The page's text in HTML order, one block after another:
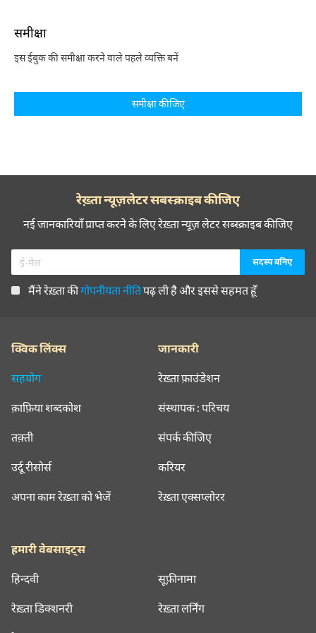
समीक्षा
इस ईबुक की समीक्षा करने वाले पहले व्यक्ति बनें
समीक्षा कीजिए
रेख़्ता न्यूज़लेटर सबस्क्राइब कीजिए
नई जानकारियाँ प्राप्त करने के लिए रेख़्ता न्यूज़ लेटर सब्स्क्राइब कीजिए
मैंने रेख़्ता कीगोपनीयता नीतिपढ़ ली है और इससे सहमत हूँ
क्विक लिंक्स
सहयोग
क़ाफ़िया शब्दकोश
तक़्ती
उर्दू रीसोर्स
अपना काम रेख़्ता को भेजें
जानकारी
रेख़्ता फ़ाउंडेशन
संस्थापक : परिचय
संपर्क कीजिए
करियर
रेख़्ता एक्सप्लोरर
हमारी वेबसाइट्स
हिन्दवी सूफ़ीनामा
रेख़्ता डिक्शनरी रेख़्ता लर्निंग